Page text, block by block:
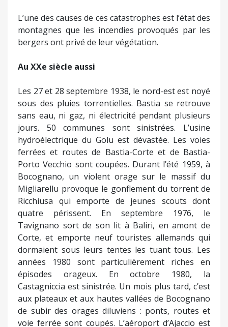
L’une des causes de ces catastrophes est l’état des
montagnes que les incendies provoqués par les
bergers ont privé de leur végétation.
Au XXe siècle aussi
Les 27 et 28 septembre 1938, le nord-est est noyé
sous des pluies torrentielles. Bastia se retrouve
sans eau, ni gaz, ni électricité pendant plusieurs
jours. 50 communes sont sinistrées. L’usine
hydroélectrique du Golu est dévastée. Les voies
ferrées et routes de Bastia-Corte et de Bastia-
Porto Vecchio sont coupées. Durant l’été 1959, à
Bocognano, un violent orage sur le massif du
Migliarellu provoque le gonflement du torrent de
Ricchiusa qui emporte de jeunes scouts dont
quatre périssent. En septembre 1976, le
Tavignano sort de son lit à Baliri, en amont de
Corte, et emporte neuf touristes allemands qui
dormaient sous leurs tentes les tuant tous. Les
années 1980 sont particulièrement riches en
épisodes orageux. En octobre 1980, la
Castagniccia est sinistrée. Un mois plus tard, c’est
aux plateaux et aux hautes vallées de Bocognano
de subir des orages diluviens : ponts, routes et
voie ferrée sont coupés. L’aéroport d’Ajaccio est